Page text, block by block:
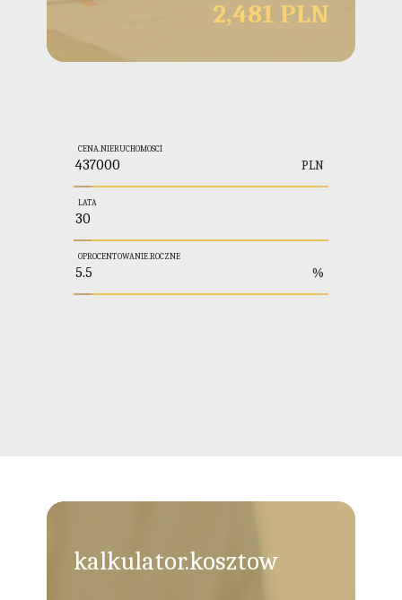
2,481 PLN
CENA.NIERUCHOMOSCI
PLN
LATA
OPROCENTOWANIE.ROCZNE
%
kalkulator.kosztow